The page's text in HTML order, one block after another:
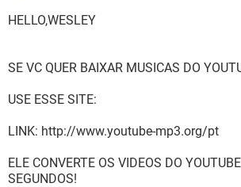
HELLO,WESLEY
SE VC QUER BAIXAR MUSICAS DO
USE ESSE SITE:
LINK: http://www.youtube-mp3.org/pt
ELE CONVERTE OS VIDEOS DO
SEGUNDOS!